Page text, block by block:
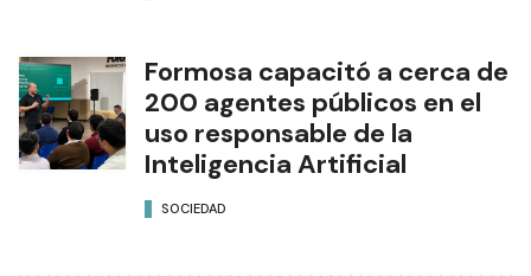
Formosa capacitó a cerca de
200 agentes públicos en el
uso responsable de la
Inteligencia Artificial
SOCIEDAD